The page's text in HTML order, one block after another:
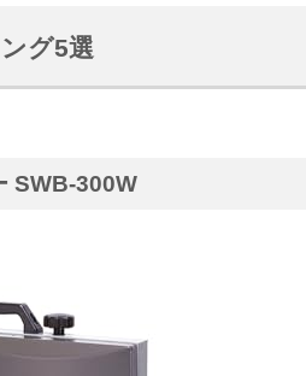
グ5選
SWB-300W